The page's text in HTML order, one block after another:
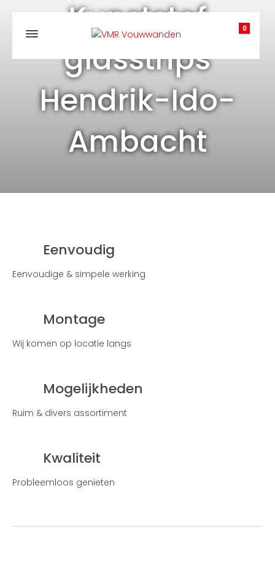
0
Kunststof
glasstrips
Hendrik-Ido-
Ambacht
Eenvoudig
Eenvoudige & simpele werking
Montage
Wij komen op locatie langs
Mogelijkheden
Ruim & divers assortiment
Kwaliteit
Probleemloos genieten